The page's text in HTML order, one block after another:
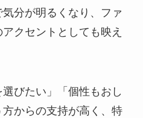
分が明るくなり、ファ
クセントとしても映え
選びたい」「個性もおし
からの支持が高く、特